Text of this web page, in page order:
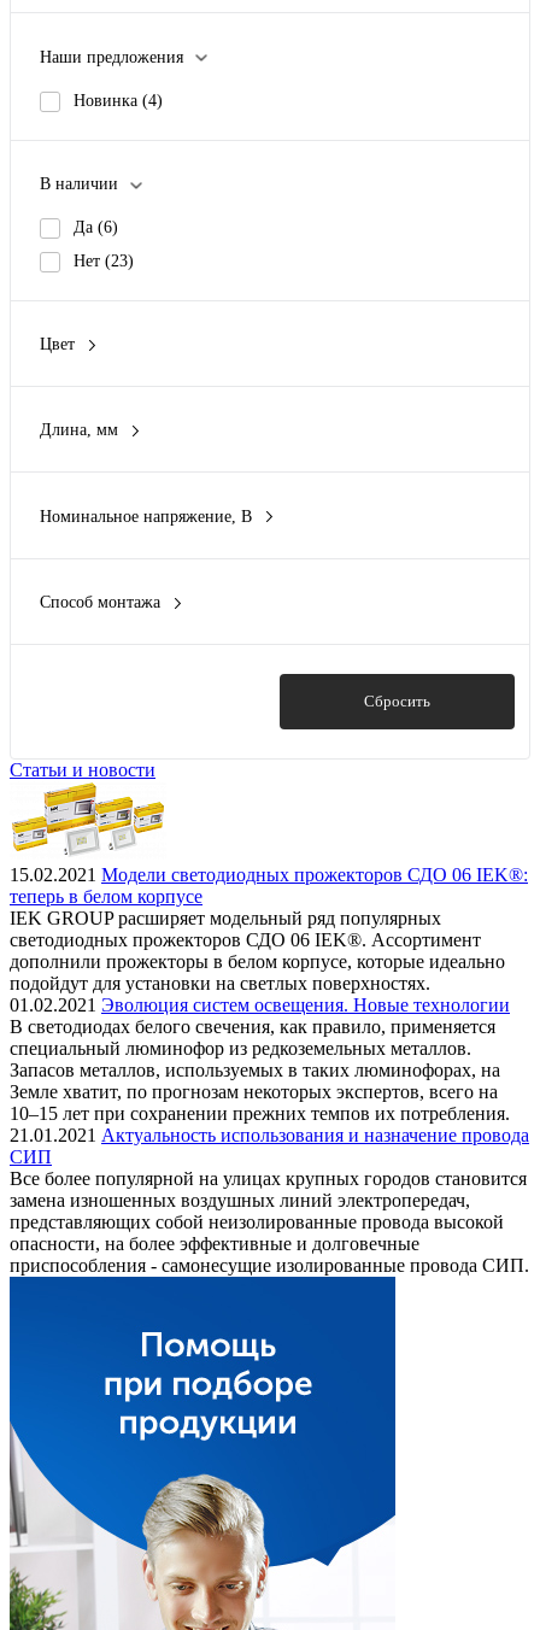
Наши предложения
Новинка (4)
В наличии
Да (6)
Нет (23)
Цвет
Черный(6)
Длина, мм
55.2 мм(4)
Номинальное напряжение, В
48 В(1)
Способ монтажа
Сбросить
Статьи и новости
15.02.2021 Модели светодиодных прожекторов СДО 06 IEK®:
теперь в белом корпусе
IEK GROUP расширяет модельный ряд популярных
светодиодных прожекторов СДО 06 IEK®. Ассортимент
дополнили прожекторы в белом корпусе, которые идеально
подойдут для установки на светлых поверхностях.
01.02.2021 Эволюция систем освещения. Новые технологии
В светодиодах белого свечения, как правило, применяется
специальный люминофор из редкоземельных металлов.
Запасов металлов, используемых в таких люминофорах, на
Земле хватит, по прогнозам некоторых экспертов, всего на
10–15 лет при сохранении прежних темпов их потребления.
21.01.2021 Актуальность использования и назначение провода
СИП
Все более популярной на улицах крупных городов становится
замена изношенных воздушных линий электропередач,
представляющих собой неизолированные провода высокой
опасности, на более эффективные и долговечные
приспособления - самонесущие изолированные провода СИП.